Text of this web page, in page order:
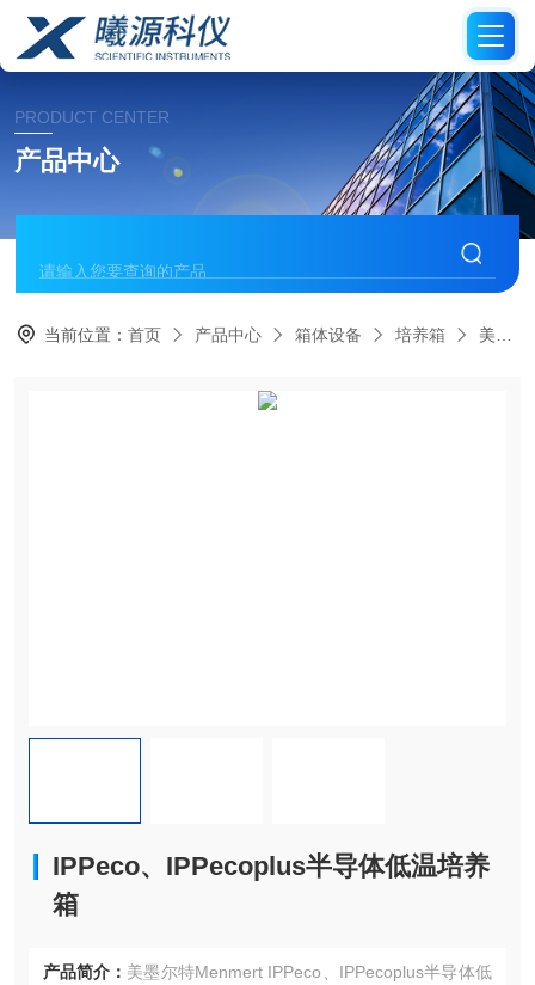
PRODUCT CENTER
产品中心
当前位置：首页 产品中心 箱体设备 培养箱 美墨尔特MenmertIPPeco、IPPecoplus半导体低温培养箱
IPPeco、IPPecoplus半导体低温培养
箱
产品简介： 美墨尔特Menmert IPPeco、IPPecoplus半导体低